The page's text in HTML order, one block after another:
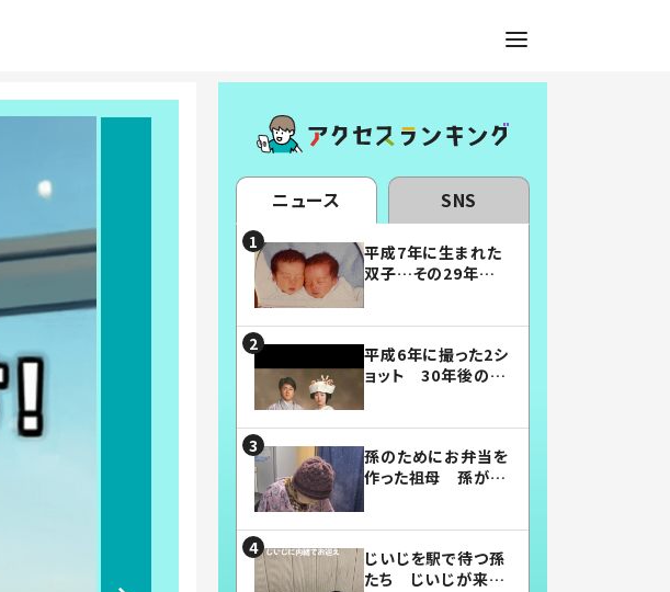
ニュース SNS
平成7年に生まれた
双子…その29年後
平成6年に撮った2シ
ョット 30年後の姿
孫のためにお弁当を
作った祖母 孫が絶
じいじを駅で待つ孫
たち じいじが来た